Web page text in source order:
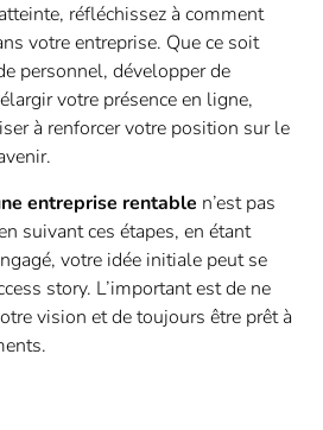
réfléchissez à comment
votre entreprise. Que ce soit
personnel, développer de
votre présence en ligne,
à renforcer votre position sur le
entreprise rentable n’est pas
suivant ces étapes, en étant
votre idée initiale peut se
story. L’important est de ne
vision et de toujours être prêt à